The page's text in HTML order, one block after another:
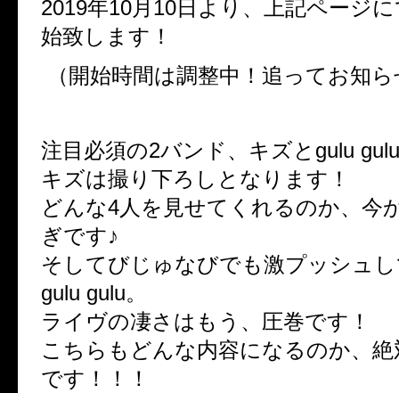
2019年10月10日より、上記ページ
始致します！
（開始時間は調整中！追ってお知
注目必須の2バンド、キズとgulu
キズは撮り下ろしとなります！
どんな4人を見せてくれるのか、今
ぎです♪
そしてびじゅなびでも激プッシュ
gulu gulu。
ライヴの凄さはもう、圧巻です！
こちらもどんな内容になるのか、
です！！！